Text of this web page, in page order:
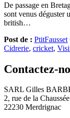
De passage en
sont venus déguster
british…
Post de : PtitFausset
Cidrerie, cricket,
Contactez-
SARL Gilles
2, rue de la Chaussée
22230 Merdrignac